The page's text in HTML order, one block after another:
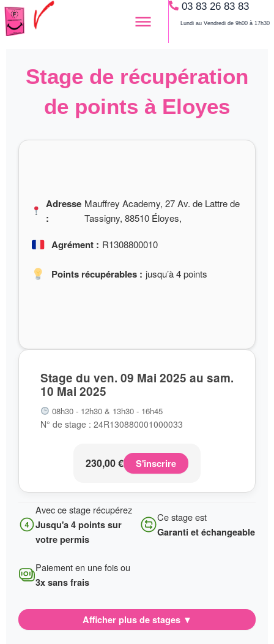
Aller
au
contenu
03 83 26 83 83
Lundi au Vendredi de 9h00 à 17h30
Stage de récupération
de points à Eloyes
Adresse
:
Mauffrey Academy, 27 Av. de Lattre de
Tassigny, 88510 Éloyes,
Agrément : R1308800010
Points récupérables : jusqu’à 4 points
Stage du ven. 09 Mai 2025 au sam.
10 Mai 2025
08h30 - 12h30 & 13h30 - 16h45
N° de stage : 24R130880001000033
230,00€ S'inscrire
Avec ce stage récupérez
Jusqu'a 4 points sur
votre permis
Ce stage est
Garanti et échangeable
Paiement en une fois ou
3x sans frais
Afficher plus de stages ▼